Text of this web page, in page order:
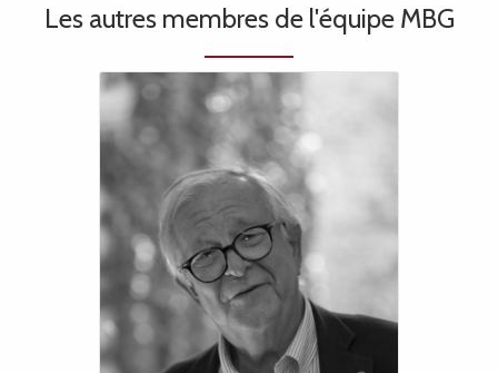
Les autres membres de l'équipe MBG